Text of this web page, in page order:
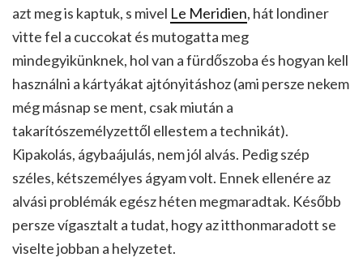
azt meg is kaptuk, s mivel Le Meridien, hát londiner
vitte fel a cuccokat és mutogatta meg
mindegyikünknek, hol van a fürdőszoba és hogyan kell
használni a kártyákat ajtónyitáshoz (ami persze nekem
még másnap se ment, csak miután a
takarítószemélyzettől ellestem a technikát).
Kipakolás, ágybaájulás, nem jól alvás. Pedig szép
széles, kétszemélyes ágyam volt. Ennek ellenére az
alvási problémák egész héten megmaradtak. Később
persze vígasztalt a tudat, hogy az itthonmaradott se
viselte jobban a helyzetet.